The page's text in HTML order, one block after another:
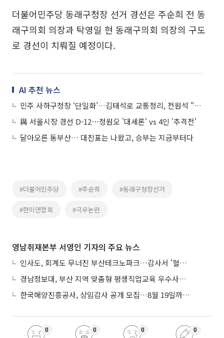
더불어민주당 동래구청장 선거 경선은 주순희 전 동
래구의회 의장과 탁영일 현 동래구의회 의장의 구도
로 경선이 치뤄질 예정이다.
AI 추천 뉴스
민주 사하구청장 ‘단일화’…김태석로 교통정리, 전원석 "선당후사"
與 서울시장 경선 D-12⋯정원오 '대세론' vs 4인 '추격전'
달아오른 동부산… 대진표는 나왔고, 승부는 지금부터다
#더불어민주당 #주순희 #동래구청장선거
#한미연합회 #극우논란
영남취재본부 서영인 기자의 주요 뉴스
인사도, 회계도 무너진 부산테크노파크…감사서 '혈세 유용·인사 뒤집기' 적발
경남정보대, 부산 지역 맞춤형 평생직업교육 우수사례로 혁신 주도
한국해양진흥공사, 상임감사 공개 모집…8월 19일까지 접수
0 0 0 0